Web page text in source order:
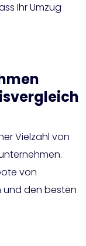
Ihr Umzug
Vielzahl von
von
und den besten